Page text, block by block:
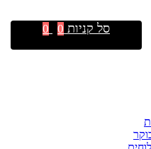
סל קניות 0
0